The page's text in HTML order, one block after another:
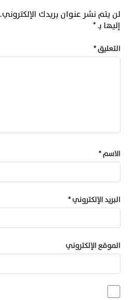
لن يتم نشر عنوان بريدك الإلكتروني.
إليها بـ*
التعليق*
الاسم*
البريد الإلكتروني*
الموقع الإلكتروني